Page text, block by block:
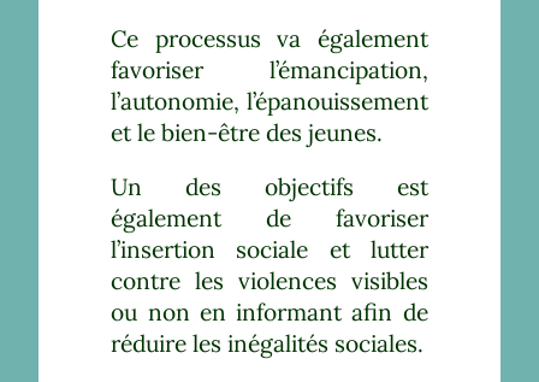
Ce processus va également
favoriser l’émancipation,
l’autonomie, l’épanouissement
et le bien-être des jeunes.
Un des objectifs est
également de favoriser
l’insertion sociale et lutter
contre les violences visibles
ou non en informant afin de
réduire les inégalités sociales.